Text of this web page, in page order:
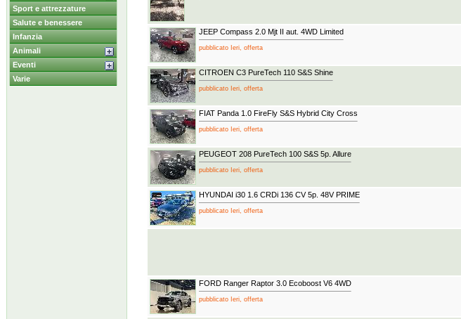
Sport e attrezzature
Salute e benessere
Infanzia
Animali
Eventi
Varie
JEEP Compass 2.0 Mjt II aut. 4WD Limited
pubblicato Ieri, offerta
CITROEN C3 PureTech 110 S&S Shine
pubblicato Ieri, offerta
FIAT Panda 1.0 FireFly S&S Hybrid City Cross
pubblicato Ieri, offerta
PEUGEOT 208 PureTech 100 S&S 5p. Allure
pubblicato Ieri, offerta
HYUNDAI i30 1.6 CRDi 136 CV 5p. 48V PRIME
pubblicato Ieri, offerta
FORD Ranger Raptor 3.0 Ecoboost V6 4WD
pubblicato Ieri, offerta